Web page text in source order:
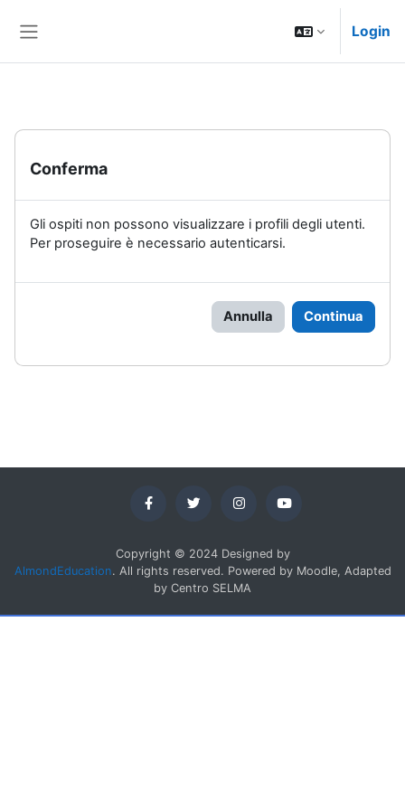
Login
Conferma
Gli ospiti non possono visualizzare i profili degli utenti.
Per proseguire è necessario autenticarsi.
Annulla Continua
Copyright © 2024 Designed by
AlmondEducation. All rights reserved. Powered by Moodle, Adapted
by Centro SELMA